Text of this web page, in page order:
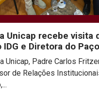
Unicap recebe visita
IDG e Diretora do
Unicap, Padre Carlos
de Relações